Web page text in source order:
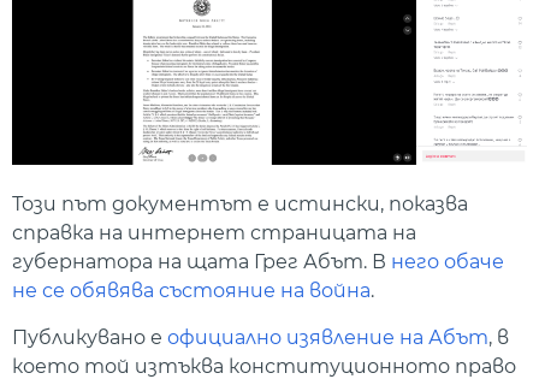
Този път документът е истински, показва
справка на интернет страницата на
губернатора на щата Грег Абът. В него обаче
не се обявява състояние на война.
Публикувано е официално изявление на Абът, в
което той изтъква конституционното право